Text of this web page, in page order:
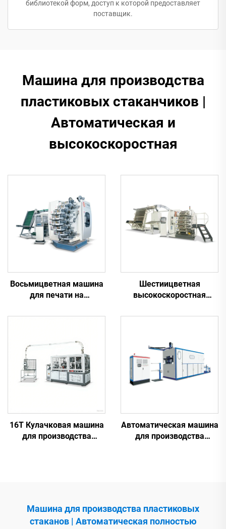
библиотекой форм, доступ к которой предоставляет
поставщик.
Машина для производства
пластиковых стаканчиков |
Автоматическая и
высокоскоростная
Восьмицветная машина
для печати на
стаканчиках
Шестиицветная
высокоскоростная
пластиковых
16T Кулачковая машина
для производства
Автоматическая машина
для производства
Машина для производства пластиковых
стаканов | Автоматическая полностью